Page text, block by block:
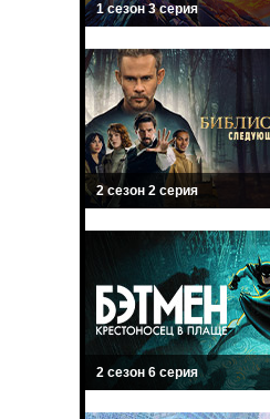
1 сезон 3 серия
2 сезон 2 серия
2 сезон 6 серия